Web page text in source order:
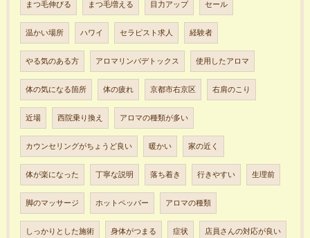
まつ毛伸びる まつ毛増える 目力アップ セール
温かい場所 ハワイ セラピスト求人 経験者
やる気のある方 アロマリンパデトックス 使用したアロマ
体の気になる箇所 体の疲れ 京都市右京区 右肩のこり
近場 西院乗り換え アロマの種類が多い
カウンセリングがちょうど良い 暖かい 家の近く
体が楽になった 丁寧な説明 落ち着き 行きやすい 生理前
脚のマッサージ ホットペッパー アロマの種類
しっかりとした施術 身体がつまる 症状 店員さんの対応が良い